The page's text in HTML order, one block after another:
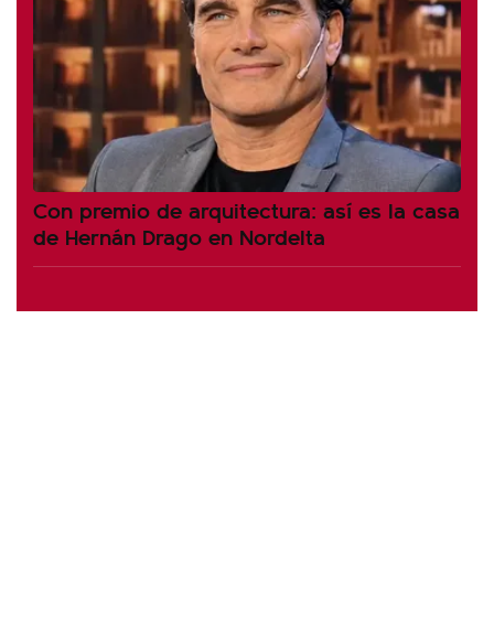
Con premio de arquitectura: así es la casa
de Hernán Drago en Nordelta